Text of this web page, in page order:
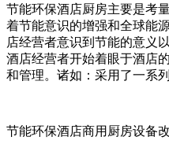
节能环保酒店厨房主要是考
着节能意识的增强和全球能
店经营者意识到节能的意义
酒店经营者开始着眼于酒店
和管理。诸如：采用了一系
节能环保酒店商用厨房设备